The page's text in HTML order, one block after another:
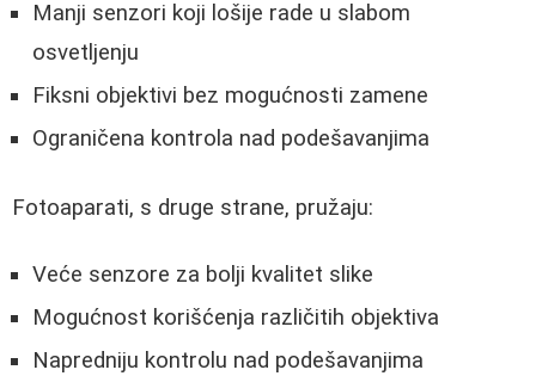
Manji senzori koji lošije rade u slabom
osvetljenju
Fiksni objektivi bez mogućnosti zamene
Ograničena kontrola nad podešavanjima
Fotoaparati, s druge strane, pružaju:
Veće senzore za bolji kvalitet slike
Mogućnost korišćenja različitih objektiva
Napredniju kontrolu nad podešavanjima